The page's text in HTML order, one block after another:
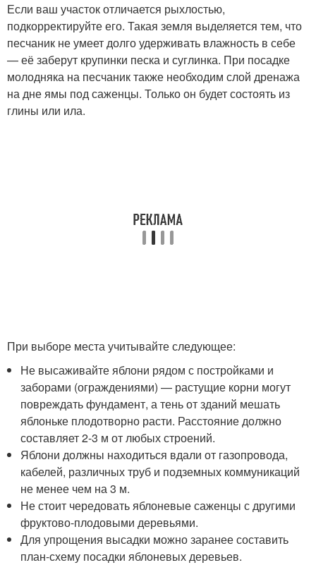
Если ваш участок отличается рыхлостью,
подкорректируйте его. Такая земля выделяется тем, что
песчаник не умеет долго удерживать влажность в себе
— её заберут крупинки песка и суглинка. При посадке
молодняка на песчаник также необходим слой дренажа
на дне ямы под саженцы. Только он будет состоять из
глины или ила.
При выборе места учитывайте следующее:
Не высаживайте яблони рядом с постройками и
заборами (ограждениями) — растущие корни могут
повреждать фундамент, а тень от зданий мешать
яблоньке плодотворно расти. Расстояние должно
составляет 2-3 м от любых строений.
Яблони должны находиться вдали от газопровода,
кабелей, различных труб и подземных коммуникаций
не менее чем на 3 м.
Не стоит чередовать яблоневые саженцы с другими
фруктово-плодовыми деревьями.
Для упрощения высадки можно заранее составить
план-схему посадки яблоневых деревьев.